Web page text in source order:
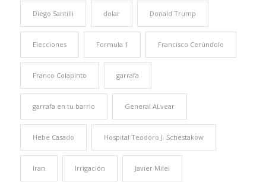
Diego Santilli dolar Donald Trump
Elecciones Formula 1 Francisco Cerúndolo
Franco Colapinto garrafa
garrafa en tu barrio General ALvear
Hebe Casado Hospital Teodoro J. Schestakow
Iran Irrigación Javier Milei